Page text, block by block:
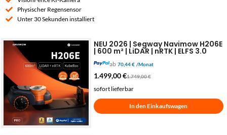
Physischer Regensensor
Unter 30 Sekunden installiert
NEU 2026 | Segway Navimow H206E
| 600 m² | LiDAR | nRTK | ELFS 3.0
ab 70,44 € /Monat
1.499,00€1.749,00€
sofort lieferbar
In den Einkaufswagen